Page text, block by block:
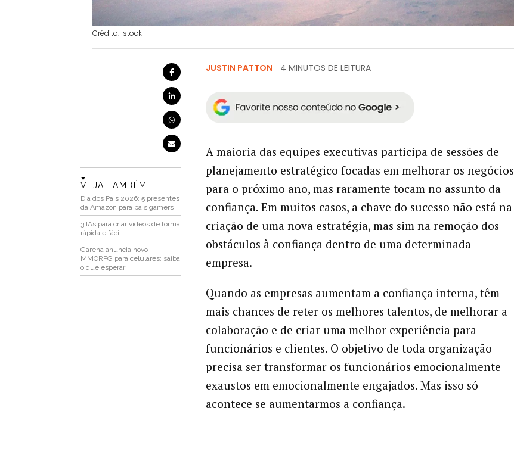
Crédito: Istock
VEJA TAMBÉM
Dia dos Pais 2026: 5 presentes
da Amazon para pais gamers
3 IAs para criar vídeos de forma
rápida e fácil
Garena anuncia novo
MMORPG para celulares; saiba
o que esperar
JUSTIN PATTON 4 MINUTOS DE LEITURA
A maioria das equipes executivas participa de sessões de
planejamento estratégico focadas em melhorar os negócios
para o próximo ano, mas raramente tocam no assunto da
confiança. Em muitos casos, a chave do sucesso não está na
criação de uma nova estratégia, mas sim na remoção dos
obstáculos à confiança dentro de uma determinada
empresa.
Quando as empresas aumentam a confiança interna, têm
mais chances de reter os melhores talentos, de melhorar a
colaboração e de criar uma melhor experiência para
funcionários e clientes. O objetivo de toda organização
precisa ser transformar os funcionários emocionalmente
exaustos em emocionalmente engajados. Mas isso só
acontece se aumentarmos a confiança.